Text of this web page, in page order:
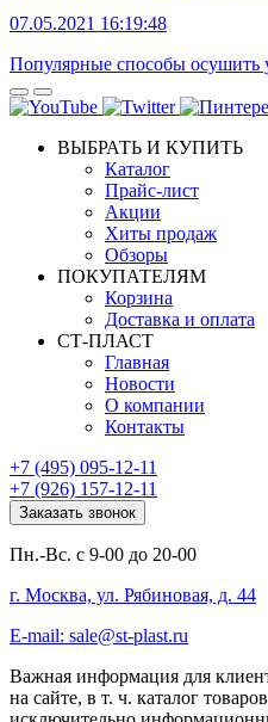
07.05.2021 16:19:48
Популярные способы осушить
ВЫБРАТЬ И КУПИТЬ
Каталог
Прайс-лист
Акции
Хиты продаж
Обзоры
ПОКУПАТЕЛЯМ
Корзина
Доставка и оплата
СТ-ПЛАСТ
Главная
Новости
О компании
Контакты
+7 (495) 095-12-11
+7 (926) 157-12-11
Заказать звонок
Пн.-Вс. с 9-00 до 20-00
г. Москва, ул. Рябиновая, д. 44
E-mail: sale@st-plast.ru
Важная информация для
на сайте, в т. ч. каталог